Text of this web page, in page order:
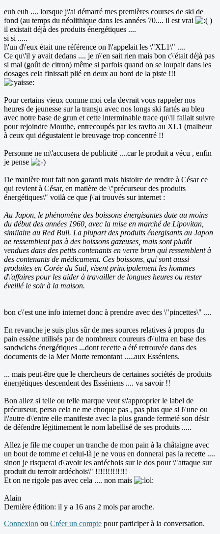
euh euh .... lorsque j\'ai démarré mes premières courses de ski de
fond (au temps du néolithique dans les années 70.... il est vrai
)
il existait déjà des produits énergétiques ....
si si .....
l\'un d\'eux était une référence on l\'appelait les \"XL1\" ....
Ce qu\'il y avait dedans .... je n\'en sait rien mais bon c\'était déjà pas
si mal (goût de citron) même si parfois quand on se loupait dans les
dosages cela finissait plié en deux au bord de la piste !!!
Pour certains vieux comme moi cela devrait vous rappeler nos
heures de jeunesse sur la transju avec nos longs ski fartés au bleu
avec notre base de grun et cette interminable trace qu\'il fallait suivre
pour rejoindre Mouthe, entrecoupés par les ravito au XL1 (malheur
à ceux qui dégustaient le breuvage trop concentré !!
Personne ne m\'accusera de publicité ....car le produit a vécu , enfin
je pense
De manière tout fait non garanti mais histoire de rendre à César ce
qui revient à César, en matière de \"précurseur des produits
énergétiques\" voilà ce que j\'ai trouvés sur internet :
Au Japon, le phénomène des boissons énergisantes date au moins
du début des années 1960, avec la mise en marché de Lipovitan,
similaire au Red Bull. La plupart des produits énergisants au Japon
ne ressemblent pas à des boissons gazeuses, mais sont plutôt
vendues dans des petits contenants en verre brun qui ressemblent à
des contenants de médicament. Ces boissons, qui sont aussi
produites en Corée du Sud, visent principalement les hommes
d\'affaires pour les aider à travailler de longues heures ou rester
éveillé le soir à la maison.
bon c\'est une info internet donc à prendre avec des \"pincettes\" ....
En revanche je suis plus sûr de mes sources relatives à propos du
pain essène utilisés par de nombreux coureurs d\'ultra en base des
sandwichs énergétiques ...dont recette a été retrouvée dans des
documents de la Mer Morte remontant .....aux Esséniens.
... mais peut-être que le chercheurs de certaines sociétés de produits
énergétiques descendent des Esséniens .... va savoir !!
Bon allez si telle ou telle marque veut s\'approprier le label de
précurseur, perso cela ne me choque pas , pas plus que si l\'une ou
l\'autre d\'entre elle manifeste avec la plus grande fermeté son désir
de défendre légitimement le nom labellisé de ses produits .....
Allez je file me couper un tranche de mon pain à la châtaigne avec
un bout de tomme et celui-là je ne vous en donnerai pas la recette ....
sinon je risquerai d\'avoir les ardéchois sur le dos pour \"attaque sur
produit du terroir ardéchois\" !!!!!!!!!!!!!
Et on ne rigole pas avec cela .... non mais
Alain
Dernière édition: il y a 16 ans 2 mois pararoche.
Connexion ou Créer un compte pour participer à la conversation.